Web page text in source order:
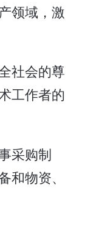
领域，激
社会的尊
工作者的
采购制
和物资、